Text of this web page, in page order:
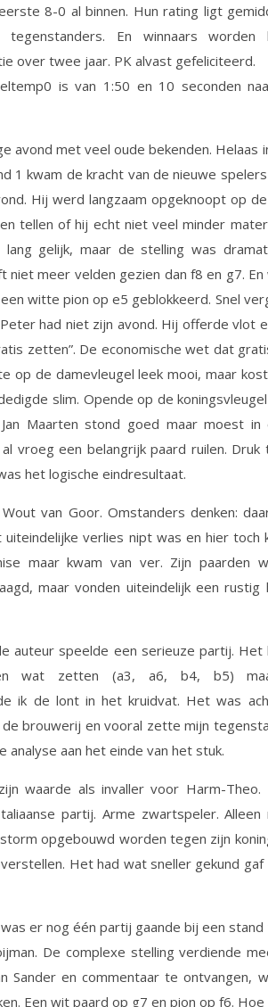
8-0 al binnen. Hun rating ligt
En winnaars worden
over twee jaar. PK alvast gefeliciteerd.
is van 1:50 en 10 seconden
avond met veel oude bekenden. Helaas
1 kwam de kracht van de nieuwe
Hij werd langzaam opgeknoopt op
tellen of hij echt niet veel minder
gelijk, maar de stelling was
niet meer velden gezien dan f8 en g7.
witte pion op e5 geblokkeerd. Snel
had niet zijn avond. Hij offerde vlot
zetten”. De economische wet dat
op de damevleugel leek mooi, maar
slim. Opende op de
Maarten stond goed maar moest in
al vroeg een belangrijk paard ruilen.
het logische eindresultaat.
van Goor. Omstanders denken:
verlies nipt was en hier toch
maar kwam van ver. Zijn paarden
maar vonden uiteindelijk een rustig
auteur speelde een serieuze partij.
wat zetten (a3, a6, b4, b5)
ik de lont in het kruidvat. Het was
brouwerij en vooral zette mijn
analyse aan het einde van het stuk.
waarde als invaller voor Harm-
partij. Arme zwartspeler. Alleen
opgebouwd worden tegen zijn
Het had wat sneller gekund
er nog één partij gaande bij een stand
De complexe stelling verdiende
Sander en commentaar te ontvangen,
Een wit paard op g7 en pion op f6. Hoe